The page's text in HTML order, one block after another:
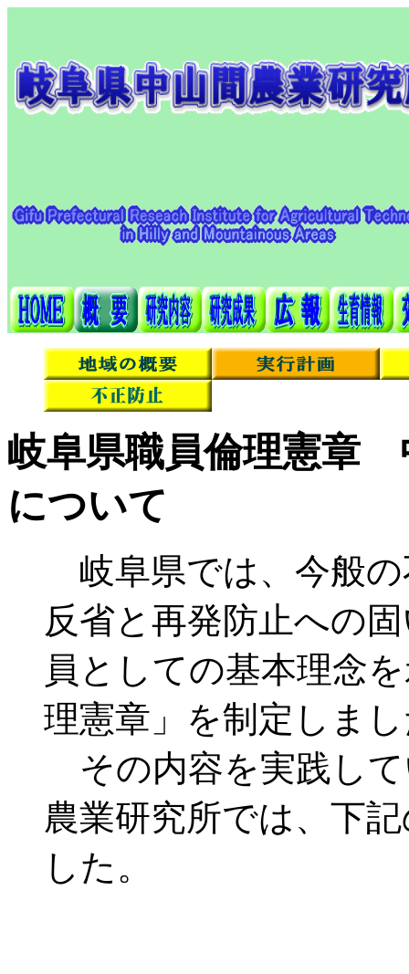
岐阜県職員倫理憲章
について
岐阜県では、今般の
反省と再発防止への
員としての基本理念
理憲章」を制定しま
その内容を実践し
農業研究所では、下
した。